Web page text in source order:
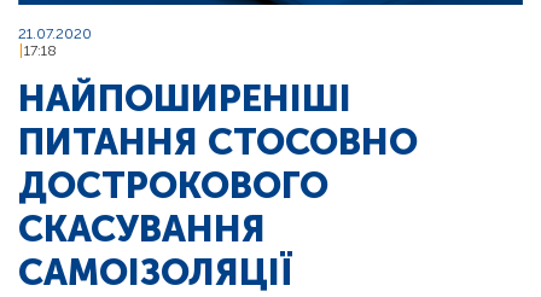
21.07.2020
17:18
НАЙПОШИРЕНІШІ
ПИТАННЯ СТОСОВНО
ДОСТРОКОВОГО
СКАСУВАННЯ
САМОІЗОЛЯЦІЇ